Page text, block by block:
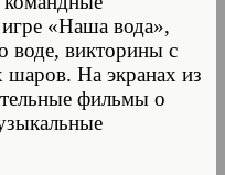
«Наша вода»,
воде, викторины с
На экранах из
фильмы о